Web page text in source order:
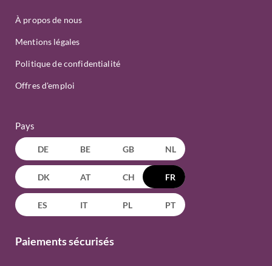
À propos de nous
Mentions légales
Politique de confidentialité
Offres d'emploi
Pays
DE BE GB NL
DK AT CH FR
ES IT PL PT
Paiements sécurisés